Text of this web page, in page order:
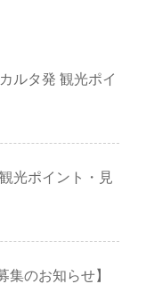
ルタ発 観光ポイ
光ポイント・見
集のお知らせ】